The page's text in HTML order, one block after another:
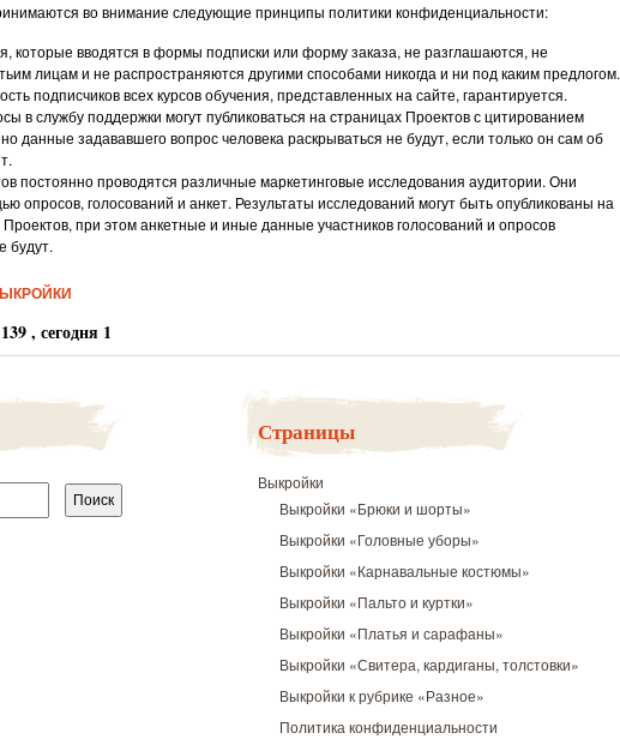
во внимание следующие принципы политики конфиденциальности:
которые вводятся в формы подписки или форму заказа, не разглашаются, не
лицам и не распространяются другими способами никогда и ни под каким предлогом.
подписчиков всех курсов обучения, представленных на сайте, гарантируется.
в службу поддержки могут публиковаться на страницах Проектов с цитированием
данные задававшего вопрос человека раскрываться не будут, если только он сам об
постоянно проводятся различные маркетинговые исследования аудитории. Они
опросов, голосований и анкет. Результаты исследований могут быть опубликованы на
при этом анкетные и иные данные участников голосований и опросов
будут.
, сегодня 1
Страницы
Выкройки
Выкройки «Брюки и шорты»
Выкройки «Головные уборы»
Выкройки «Карнавальные костюмы»
Выкройки «Пальто и куртки»
Выкройки «Платья и сарафаны»
Выкройки «Свитера, кардиганы, толстовки»
Выкройки к рубрике «Разное»
Политика конфиденциальности